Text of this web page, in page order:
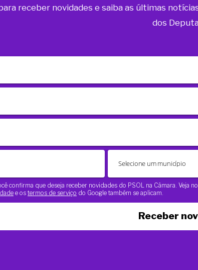
receber novidades e saiba as últimas
dos
confirma que deseja receber novidades do PSOL na Câmara. Veja
e os termos de serviço do Google também se aplicam.
Receber